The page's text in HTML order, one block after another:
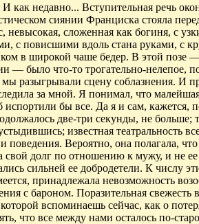
как недавно... Вступительная речь
сиянии Франциска стояла
невысокая, сложенная как богиня, с
с повисшими вдоль стана руками, с
в широкой чаше бедер. В этой позе
— было что-то трогательно-нелепое,
разыгрывали сцену соблазнения. И
за мной. Я понимал, что
испортили бы все. Да я и сам, кажется,
две-три секунды, не больше;
известная театральность
и поведения. Вероятно, она полагала,
свой долг по отношению к мужу, и не
сильней ее добродетели. К числу
принадлежала невозможность
с бароном. Поразительная свежесть
вспоминаешь сейчас, как о
что все между нами осталось по-